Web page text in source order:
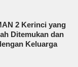
2 Kerinci yang
Ditemukan dan
Keluarga